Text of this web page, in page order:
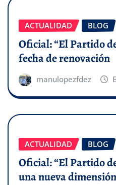
ACTUALIDAD BLOG
Oficial: “El Partido
fecha de renovación
manulopezfdez
ACTUALIDAD BLOG
Oficial: “El Partido
una nueva dimensión